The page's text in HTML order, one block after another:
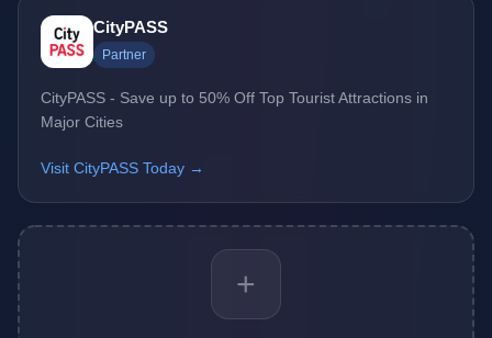
CityPASS
Partner
CityPASS - Save up to 50% Off Top Tourist Attractions in
Major Cities
Visit CityPASS Today →
+